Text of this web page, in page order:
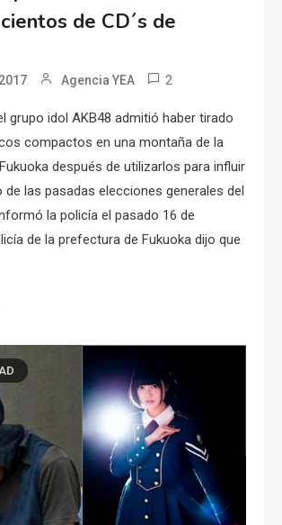
de CD´s de
Agencia YEA 2
grupo idol AKB48 admitió haber tirado
compactos en una montaña de la
después de utilizarlos para influir
de las pasadas elecciones generales del
la policía el pasado 16 de
de la prefectura de Fukuoka dijo que